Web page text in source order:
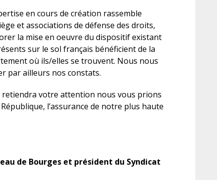
en cours de création rassemble
et associations de défense des droits,
la mise en oeuvre du dispositif existant
sur le sol français bénéficient de la
où ils/elles se trouvent. Nous nous
par ailleurs nos constats.
votre attention nous vous prions
l’assurance de notre plus haute
de Bourges et président du Syndicat